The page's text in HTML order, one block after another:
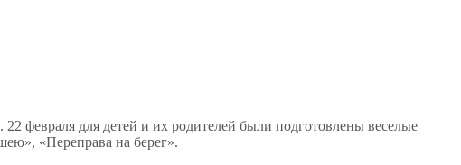
февраля для детей и их родителей были подготовлены веселые
«Переправа на берег».